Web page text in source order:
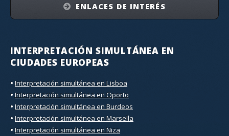
ENLACES DE INTERÉS
INTERPRETACIÓN SIMULTÁNEA EN
CIUDADES EUROPEAS
• Interpretación simultánea en Lisboa
• Interpretación simultánea en Oporto
• Interpretación simultánea en Burdeos
• Interpretación simultánea en Marsella
• Interpretación simultánea en Niza